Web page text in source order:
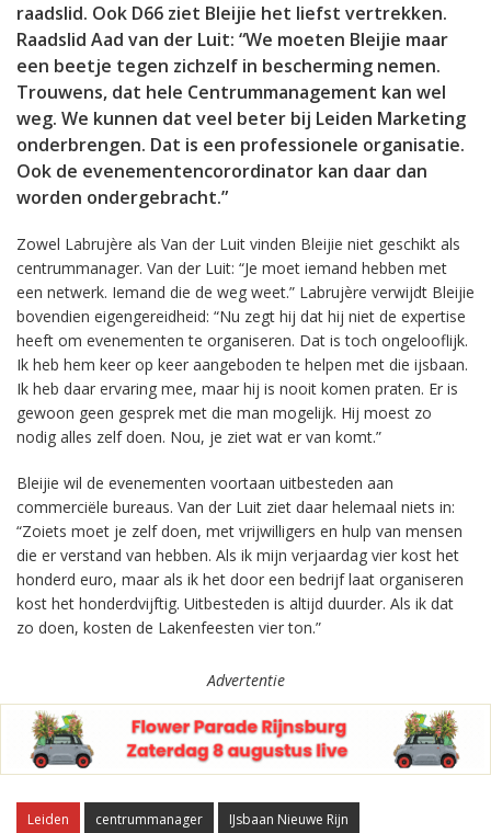
raadslid. Ook D66 ziet Bleijie het liefst vertrekken.
Raadslid Aad van der Luit: “We moeten Bleijie maar
een beetje tegen zichzelf in bescherming nemen.
Trouwens, dat hele Centrummanagement kan wel
weg. We kunnen dat veel beter bij Leiden Marketing
onderbrengen. Dat is een professionele organisatie.
Ook de evenementencorordinator kan daar dan
worden ondergebracht.”
Zowel Labrujère als Van der Luit vinden Bleijie niet geschikt als
centrummanager. Van der Luit: “Je moet iemand hebben met
een netwerk. Iemand die de weg weet.” Labrujère verwijdt Bleijie
bovendien eigengereidheid: “Nu zegt hij dat hij niet de expertise
heeft om evenementen te organiseren. Dat is toch ongelooflijk.
Ik heb hem keer op keer aangeboden te helpen met die ijsbaan.
Ik heb daar ervaring mee, maar hij is nooit komen praten. Er is
gewoon geen gesprek met die man mogelijk. Hij moest zo
nodig alles zelf doen. Nou, je ziet wat er van komt.”
Bleijie wil de evenementen voortaan uitbesteden aan
commerciële bureaus. Van der Luit ziet daar helemaal niets in:
“Zoiets moet je zelf doen, met vrijwilligers en hulp van mensen
die er verstand van hebben. Als ik mijn verjaardag vier kost het
honderd euro, maar als ik het door een bedrijf laat organiseren
kost het honderdvijftig. Uitbesteden is altijd duurder. Als ik dat
zo doen, kosten de Lakenfeesten vier ton.”
Advertentie
Leiden centrummanager IJsbaan Nieuwe Rijn